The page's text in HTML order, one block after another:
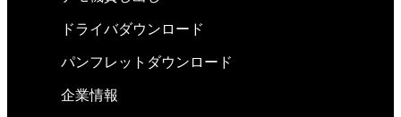
ドライバダウンロード
パンフレットダウンロード
企業情報